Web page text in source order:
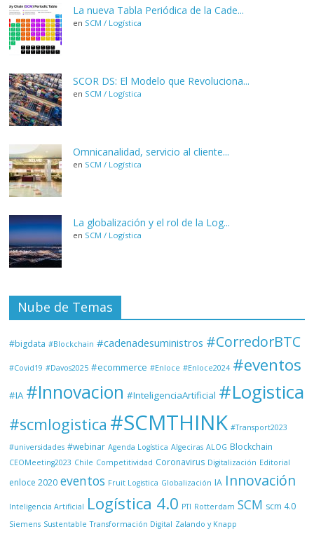
La nueva Tabla Periódica de la Cade...
en SCM / Logística
SCOR DS: El Modelo que Revoluciona...
en SCM / Logística
Omnicanalidad, servicio al cliente...
en SCM / Logística
La globalización y el rol de la Log...
en SCM / Logística
Nube de Temas
#bigdata #Blockchain #cadenadesuministros #CorredorBTC
#Covid19 #Davos2025 #ecommerce #Enloce #Enloce2024 #eventos
#IA #Innovacion #InteligenciaArtificial #Logistica
#scmlogistica #SCMTHINK #Transport2023
#universidades #webinar Agenda Logística Algeciras ALOG Blockchain
CEOMeeting2023 Chile Competitividad Coronavirus Digitalización Editorial
enloce 2020 eventos Fruit Logistica Globalización IA Innovación
Inteligencia Artificial Logística 4.0 PTI Rotterdam SCM scm 4.0
Siemens Sustentable Transformación Digital Zalando y Knapp